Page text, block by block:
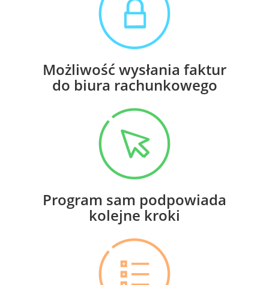
Możliwość wysłania faktur
do biura rachunkowego
Program sam podpowiada
kolejne kroki